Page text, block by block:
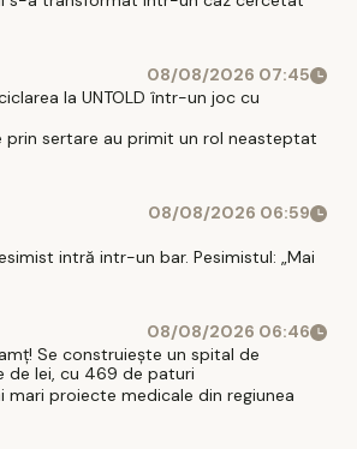
08/08/2026 07:45
la UNTOLD într-un joc cu
prin sertare au primit un rol neasteptat
08/08/2026 06:59
intră intr-un bar. Pesimistul: „Mai
08/08/2026 06:46
Se construiește un spital de
de lei, cu 469 de paturi
mari proiecte medicale din regiunea